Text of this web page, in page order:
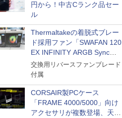
円から！中古Cランク品セー
ル
Thermaltakeの着脱式ブレー
ド採用ファン「SWAFAN 120
EX INFINITY ARGB Sync」
に単品パッケージ
交換用リバースファンブレード
付属
CORSAIR製PCケース
「FRAME 4000/5000」向け
アクセサリが複数登場、天然